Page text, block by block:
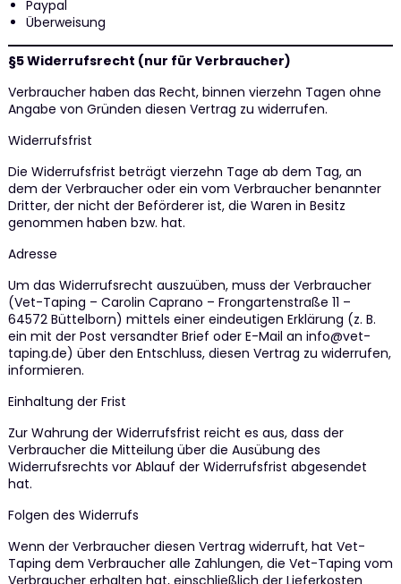
Paypal
Überweisung
§5 Widerrufsrecht (nur für Verbraucher)
Verbraucher haben das Recht, binnen vierzehn Tagen ohne
Angabe von Gründen diesen Vertrag zu widerrufen.
Widerrufsfrist
Die Widerrufsfrist beträgt vierzehn Tage ab dem Tag, an
dem der Verbraucher oder ein vom Verbraucher benannter
Dritter, der nicht der Beförderer ist, die Waren in Besitz
genommen haben bzw. hat.
Adresse
Um das Widerrufsrecht auszuüben, muss der Verbraucher
(Vet-Taping – Carolin Caprano – Frongartenstraße 11 –
64572 Büttelborn) mittels einer eindeutigen Erklärung (z. B.
ein mit der Post versandter Brief oder E-Mail an info@vet-
taping.de) über den Entschluss, diesen Vertrag zu widerrufen,
informieren.
Einhaltung der Frist
Zur Wahrung der Widerrufsfrist reicht es aus, dass der
Verbraucher die Mitteilung über die Ausübung des
Widerrufsrechts vor Ablauf der Widerrufsfrist abgesendet
hat.
Folgen des Widerrufs
Wenn der Verbraucher diesen Vertrag widerruft, hat Vet-
Taping dem Verbraucher alle Zahlungen, die Vet-Taping vom
Verbraucher erhalten hat, einschließlich der Lieferkosten